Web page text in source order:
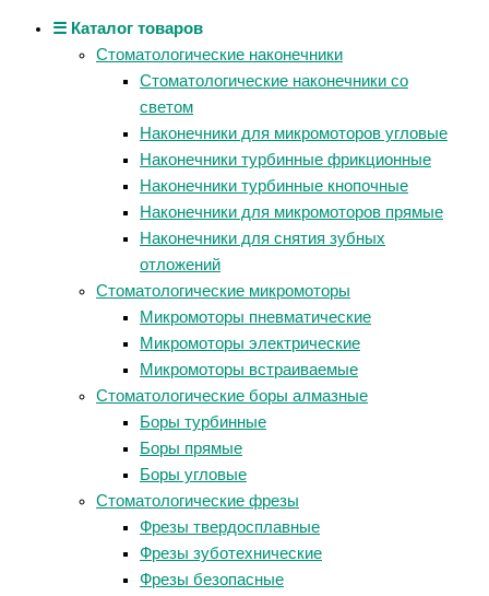
☰ Каталог товаров
Стоматологические наконечники
Стоматологические наконечники со
светом
Наконечники для микромоторов угловые
Наконечники турбинные фрикционные
Наконечники турбинные кнопочные
Наконечники для микромоторов прямые
Наконечники для снятия зубных
отложений
Стоматологические микромоторы
Микромоторы пневматические
Микромоторы электрические
Микромоторы встраиваемые
Стоматологические боры алмазные
Боры турбинные
Боры прямые
Боры угловые
Стоматологические фрезы
Фрезы твердосплавные
Фрезы зуботехнические
Фрезы безопасные